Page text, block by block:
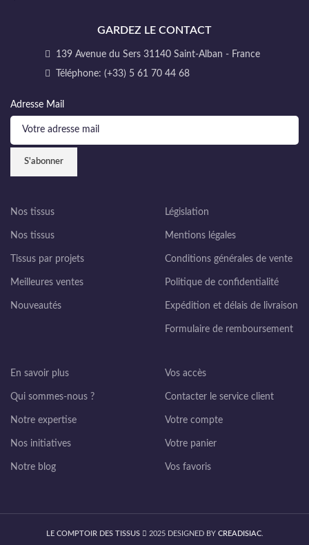
GARDEZ LE CONTACT
139 Avenue du Sers 31140 Saint-Alban - France
Téléphone: (+33) 5 61 70 44 68
Adresse Mail
Nos tissus
Nos tissus
Tissus par projets
Meilleures ventes
Nouveautés
Législation
Mentions légales
Conditions générales de vente
Politique de confidentialité
Expédition et délais de livraison
Formulaire de remboursement
En savoir plus
Qui sommes-nous ?
Notre expertise
Nos initiatives
Notre blog
Vos accès
Contacter le service client
Votre compte
Votre panier
Vos favoris
LE COMPTOIR DES TISSUS 2025 DESIGNED BY CREADISIAC.